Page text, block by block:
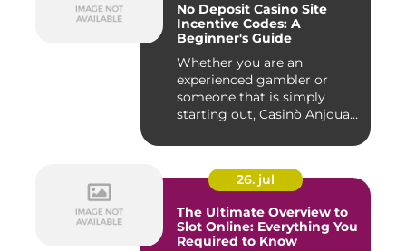
No Deposit Casino Site
Incentive Codes: A
Beginner's Guide
Whether you are an
experienced gambler or
someone that is simply
starting out, Casinò Anjouan
26. jul
The Ultimate Overview to
Slot Online: Everything You
Required to Know